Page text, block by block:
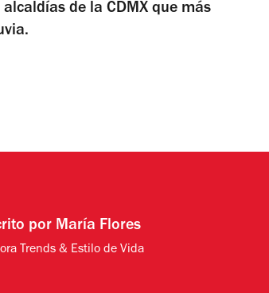
de la CDMX que más
por María Flores
Trends & Estilo de Vida